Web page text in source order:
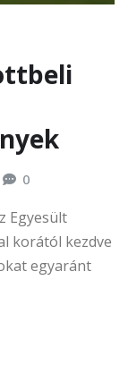
0
Egyesült
korától kezdve
egyaránt